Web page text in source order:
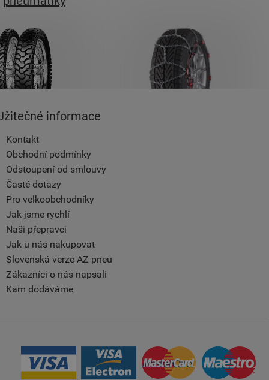
informace
Kontakt
Obchodní podmínky
Odstoupení od smlouvy
Časté dotazy
Pro velkoobchodníky
Jak jsme rychlí
Naši přepravci
Jak u nás nakupovat
Slovenská verze AZ pneu
Zákazníci o nás napsali
Kam dodáváme